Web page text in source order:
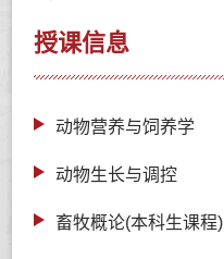
授课信息
动物营养与饲养学
动物生长与调控
畜牧概论(本科生课程)